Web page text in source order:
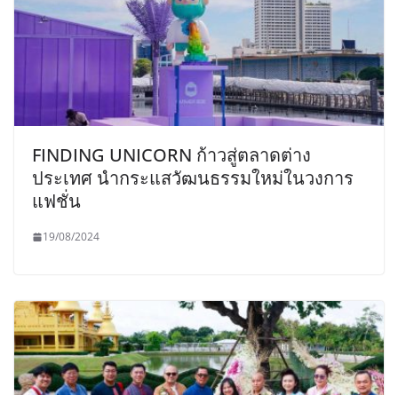
FINDING UNICORN ก้าวสู่ตลาดต่าง
ประเทศ นำกระแสวัฒนธรรมใหม่ในวงการ
แฟชั่น
19/08/2024